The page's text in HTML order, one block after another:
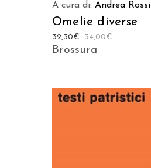
A cura di: Andrea Rossi
Omelie diverse
34,00€
32,30€
Brossura